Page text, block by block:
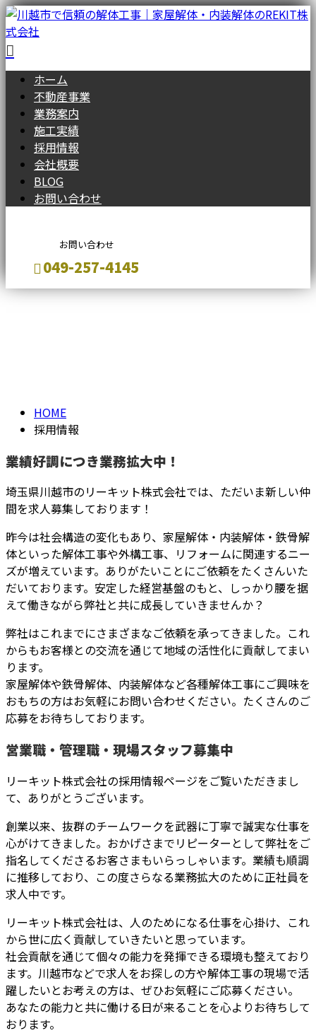
ホーム
不動産事業
業務案内
施工実績
採用情報
会社概要
BLOG
お問い合わせ
お問い合わせ
‭049-257-4145
HOME
採用情報
業績好調につき業務拡大中！
埼玉県川越市のリーキット株式会社では、ただいま新しい仲
間を求人募集しております！
昨今は社会構造の変化もあり、家屋解体・内装解体・鉄骨解
体といった解体工事や外構工事、リフォームに関連するニー
ズが増えています。ありがたいことにご依頼をたくさんいた
だいております。安定した経営基盤のもと、しっかり腰を据
えて働きながら弊社と共に成長していきませんか？
弊社はこれまでにさまざまなご依頼を承ってきました。これ
からもお客様との交流を通じて地域の活性化に貢献してまい
ります。
家屋解体や鉄骨解体、内装解体など各種解体工事にご興味を
おもちの方はお気軽にお問い合わせください。たくさんのご
応募をお待ちしております。
営業職・管理職・現場スタッフ募集中
リーキット株式会社の採用情報ページをご覧いただきまし
て、ありがとうございます。
創業以来、抜群のチームワークを武器に丁寧で誠実な仕事を
心がけてきました。おかげさまでリピーターとして弊社をご
指名してくださるお客さまもいらっしゃいます。業績も順調
に推移しており、この度さらなる業務拡大のために正社員を
求人中です。
リーキット株式会社は、人のためになる仕事を心掛け、これ
から世に広く貢献していきたいと思っています。
社会貢献を通じて個々の能力を発揮できる環境も整えており
ます。川越市などで求人をお探しの方や解体工事の現場で活
躍したいとお考えの方は、ぜひお気軽にご応募ください。
あなたの能力と共に働ける日が来ることを心よりお待ちして
おります。